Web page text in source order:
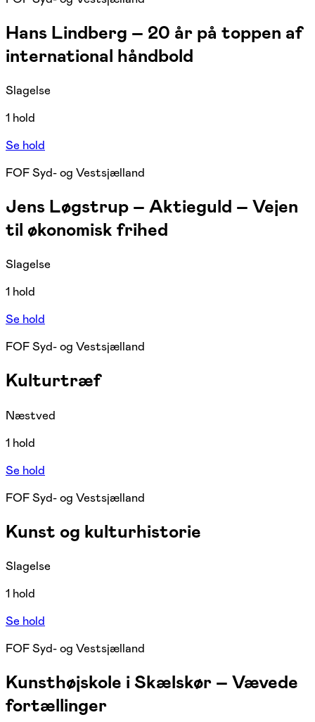
Hans Lindberg – 20 år på toppen af
international håndbold
Slagelse
1 hold
Se hold
FOF Syd- og Vestsjælland
Jens Løgstrup – Aktieguld – Vejen
til økonomisk frihed
Slagelse
1 hold
Se hold
FOF Syd- og Vestsjælland
Kulturtræf
Næstved
1 hold
Se hold
FOF Syd- og Vestsjælland
Kunst og kulturhistorie
Slagelse
1 hold
Se hold
FOF Syd- og Vestsjælland
Kunsthøjskole i Skælskør – Vævede
fortællinger